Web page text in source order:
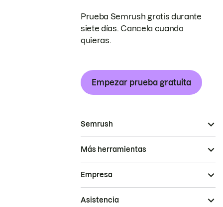
Prueba Semrush gratis durante
siete días. Cancela cuando
quieras.
Empezar prueba gratuita
Semrush
Más herramientas
Empresa
Asistencia